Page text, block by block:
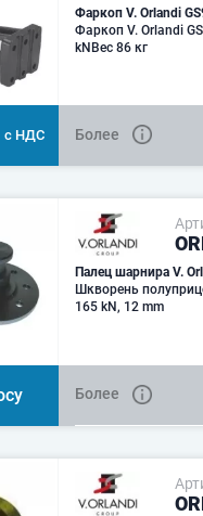
Фаркоп V. Оrlandi
Фаркоп V. Оrlandi
kNBес 86 кг
с НДС Более
Палец шарнира V.
Шкворень
165 kN, 12 mm
Более